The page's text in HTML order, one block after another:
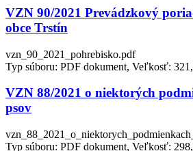
VZN 90/2021 Prevádzkový
obce Trstín
vzn_90_2021_pohrebisko.pdf
Typ súboru: PDF dokument, Veľkosť:
VZN 88/2021 o niektorých
psov
Typ súboru: PDF dokument, Veľkosť: